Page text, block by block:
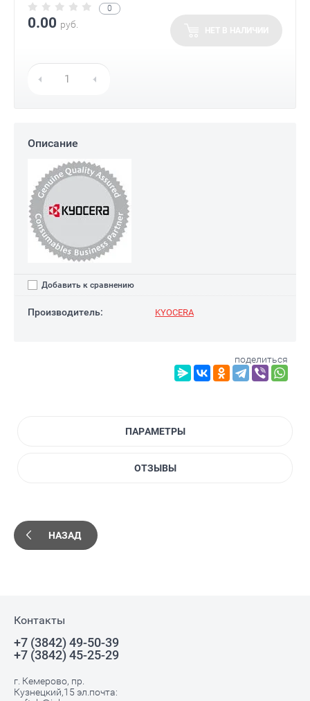
0
0.00 руб.
Описание
Добавить к сравнению
Производитель: KYOCERA
поделиться
ПАРАМЕТРЫ
ОТЗЫВЫ
НАЗАД
Контакты
+7 (3842) 49-50-39
+7 (3842) 45-25-29
г. Кемерово, пр.
Кузнецкий,15 эл.почта: